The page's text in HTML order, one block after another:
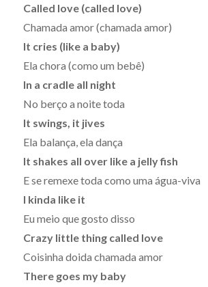
Called love (called love)
Chamada amor (chamada amor)
It cries (like a baby)
Ela chora (como um bebê)
In a cradle all night
No berço a noite toda
It swings, it jives
Ela balança, ela dança
It shakes all over like a jelly fish
E se remexe toda como uma água-viva
I kinda like it
Eu meio que gosto disso
Crazy little thing called love
Coisinha doida chamada amor
There goes my baby